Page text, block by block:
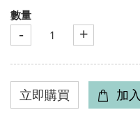
數量
- +